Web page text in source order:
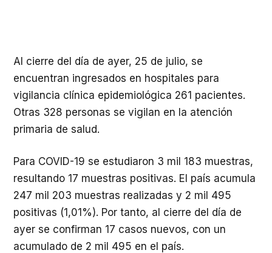
Al cierre del día de ayer, 25 de julio, se
encuentran ingresados en hospitales para
vigilancia clínica epidemiológica 261 pacientes.
Otras 328 personas se vigilan en la atención
primaria de salud.
Para COVID-19 se estudiaron 3 mil 183 muestras,
resultando 17 muestras positivas. El país acumula
247 mil 203 muestras realizadas y 2 mil 495
positivas (1,01%). Por tanto, al cierre del día de
ayer se confirman 17 casos nuevos, con un
acumulado de 2 mil 495 en el país.